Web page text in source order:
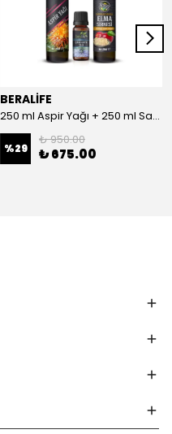
BERALİFE
250 ml Aspir Yağı + 250 ml Sandaloz Sakızlı Elma Sirkesi + 20 ml Çörek Otu Yağı
%29
₺ 950.00
₺ 675.00